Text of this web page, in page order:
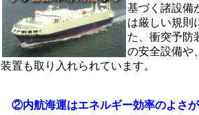
基づく諸設備
は厳しい規則
た、衝突予防
の安全設備や
装置も取り入れられています。
②内航海運はエネルギー効率のよさが